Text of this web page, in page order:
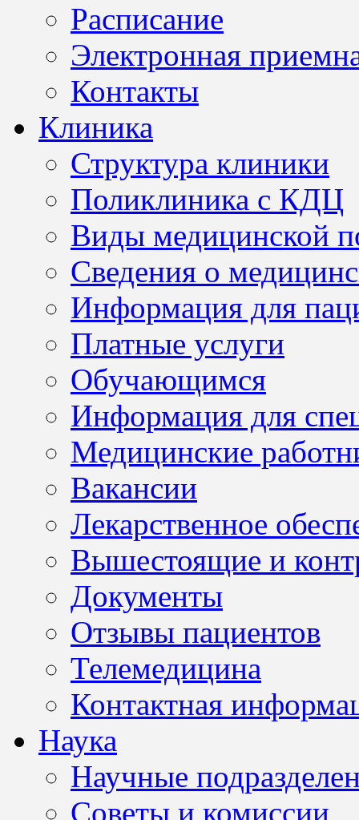
Расписание
Электронная
Контакты
Клиника
Структура клиники
Поликлиника с КДЦ
Виды медицинской
Сведения о
Информация для
Платные услуги
Обучающимся
Информация для
Медицинские
Вакансии
Лекарственное
Вышестоящие и
Документы
Отзывы пациентов
Телемедицина
Контактная
Наука
Научные
Советы и комиссии